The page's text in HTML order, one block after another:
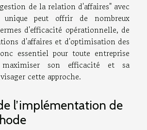
de la relation d'affaires" avec
unique peut offrir de nombreux
d'efficacité opérationnelle, de
d'affaires et d'optimisation des
essentiel pour toute entreprise
son efficacité et sa
cette approche.
l’implémentation de